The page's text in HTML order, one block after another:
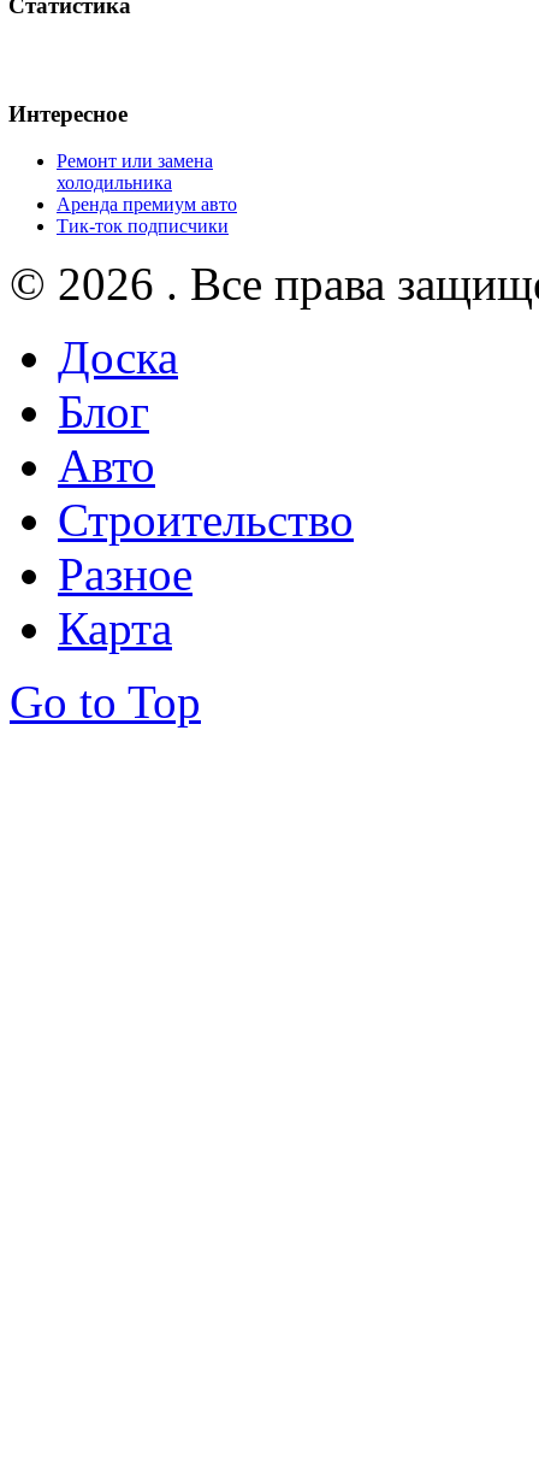
Статистика
Интересное
Ремонт или замена
холодильника
Аренда премиум авто
Тик-ток подписчики
© 2026 . Все права
Доска
Блог
Авто
Строительство
Разное
Карта
Go to Top